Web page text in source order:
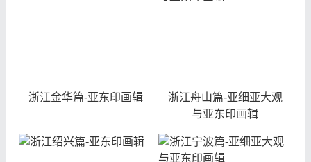
浙江金华篇-亚东印画辑
浙江舟山篇-亚细亚大观
与亚东印画辑